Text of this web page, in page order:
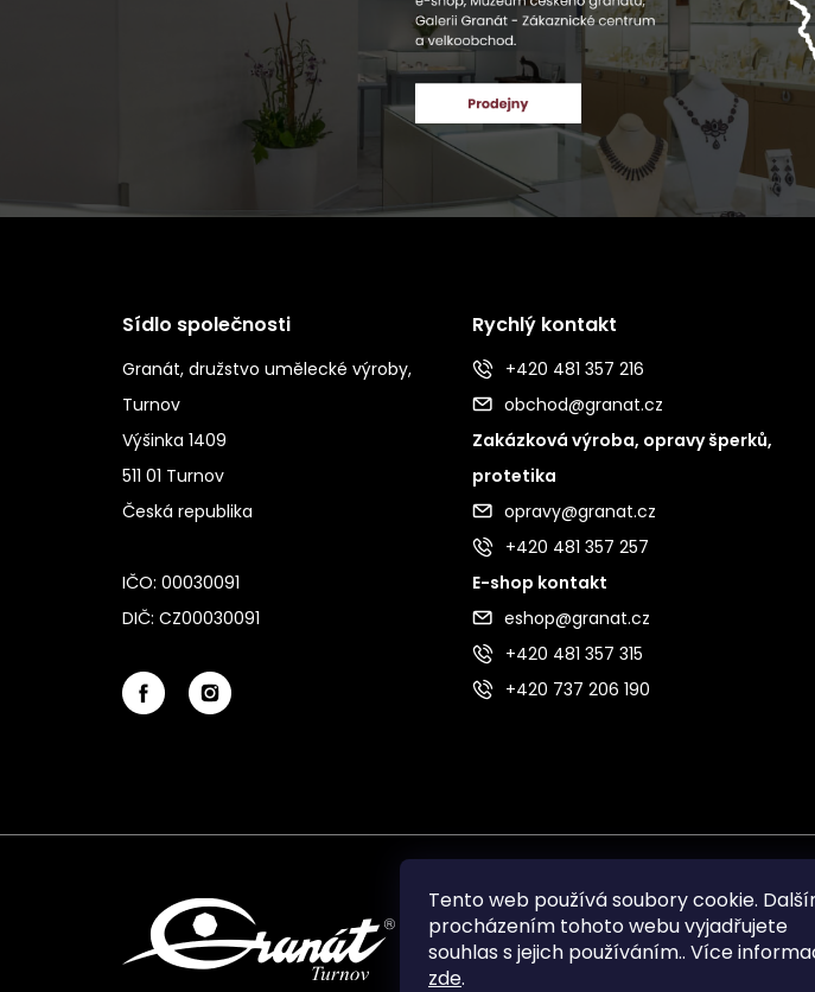
Tento web používá soubory cookie.
procházením tohoto webu vyjadřujete
souhlas s jejich používáním.. Více
zde.
Sídlo společnosti
Granát, družstvo umělecké výroby,
Turnov
Výšinka 1409
511 01 Turnov
Česká republika
IČO: 00030091
DIČ: CZ00030091
Rychlý kontakt
+420 481 357 216
obchod@granat.cz
Zakázková výroba, opravy šperků,
protetika
opravy@granat.cz
+420 481 357 257
E-shop kontakt
eshop@granat.cz
+420 481 357 315
+420 737 206 190